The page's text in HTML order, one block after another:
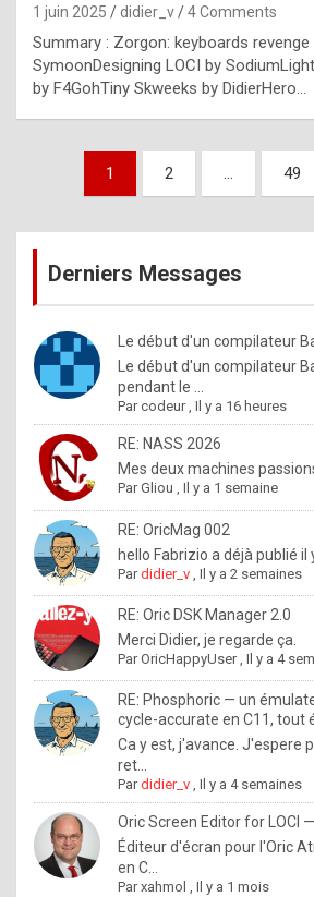
l
e
x
a
%
m
a
d
b
y
o
l
e
x
.
I
f
y
o
u
w
1 juin 2025 didier_v 4 Comments
Summary : Zorgon: keyboards revenge
SymoonDesigning LOCI by
by F4GohTiny Skweeks by DidierHero…
Pagination
publications
1 2 … 49
Derniers Messages
Le début d'un compilateur
Le début d'un compilateur
pendant le ...
Parcodeur,Il y a 16 heures
RE: NASS 2026
Mes deux machines
ParGliou ,Il y a 1 semaine
RE: OricMag 002
hello Fabrizio a déjà publié il
Pardidier_v ,Il y a 2 semaines
RE: Oric DSK Manager 2.0
Merci Didier, je regarde ça.
ParOricHappyUser,Il y a 4
RE: Phosphoric — un
cycle-accurate en C11, tout
Ca y est, j'avance. J'espere
ret...
Pardidier_v ,Il y a 4 semaines
Oric Screen Editor for LOCI
Éditeur d'écran pour l'Oric
en C...
Parxahmol ,Il y a 1 mois